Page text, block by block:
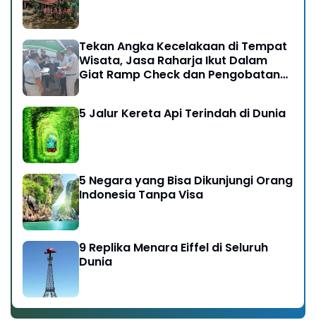
Tekan Angka Kecelakaan di Tempat
Wisata, Jasa Raharja Ikut Dalam
Giat Ramp Check dan Pengobatan
5 Jalur Kereta Api Terindah di Dunia
5 Negara yang Bisa Dikunjungi Orang
Indonesia Tanpa Visa
9 Replika Menara Eiffel di Seluruh
Dunia